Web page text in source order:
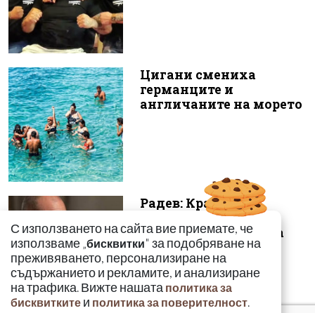
Цигани смениха
германците и
англичаните на морето
Радев: Край на 15-
годишната сага –
безценният архив на
македонските бъ...
С използването на сайта вие приемате, че
използваме „бисквитки" за подобряване на
преживяването, персонализиране на
съдържанието и рекламите, и анализиране
на трафика. Вижте нашата политика за
бисквитките и политика за поверителност.